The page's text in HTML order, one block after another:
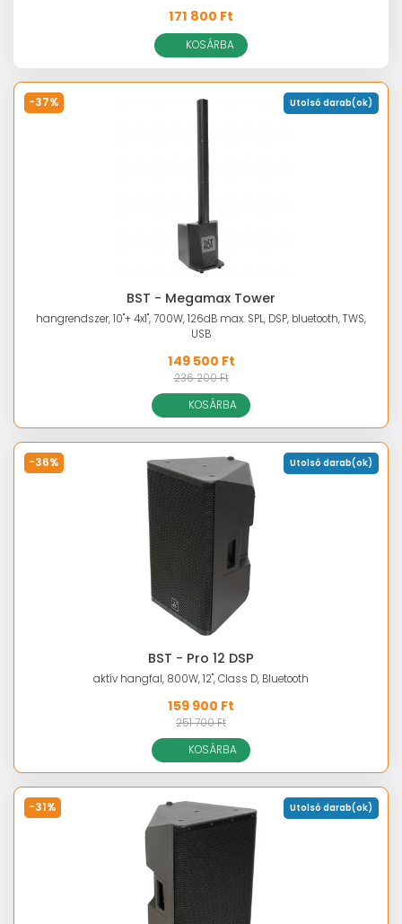
171 800 Ft
KOSÁRBA
-37% Utolsó darab(ok)
BST - Megamax Tower
hangrendszer, 10"+ 4x1", 700W, 126dB max. SPL, DSP, bluetooth, TWS,
USB
149 500 Ft
236 200 Ft
KOSÁRBA
-36% Utolsó darab(ok)
BST - Pro 12 DSP
aktív hangfal, 800W, 12", Class D, Bluetooth
159 900 Ft
251 700 Ft
KOSÁRBA
-31% Utolsó darab(ok)